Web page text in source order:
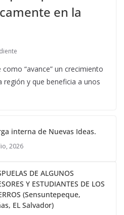
en la
“avance” un crecimiento
y que beneficia a unos
interna de Nuevas Ideas.
2026
DE ALGUNOS
Y ESTUDIANTES DE LOS
(Sensuntepeque,
EL Salvador)